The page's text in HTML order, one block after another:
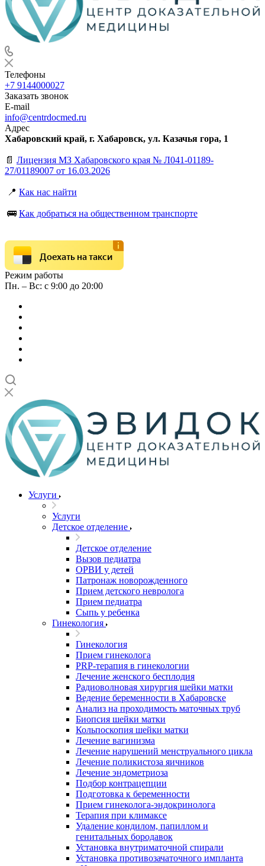
Телефоны
+7 9144000027
Заказать звонок
E-mail
info@centrdocmed.ru
Адрес
Хабаровский край, г. Хабаровск, ул. Казачья гора, 1
📄 Лицензия МЗ Хабаровского края № Л041-01189-
27/01189007 от 16.03.2026
📍 Как нас найти
🚌 Как добраться на общественном транспорте
Доехать на такси
Режим работы
Пн. – Вс: с 9:00 до 20:00
Услуги
Услуги
Детское отделение
Детское отделение
Вызов педиатра
ОРВИ у детей
Патронаж новорожденного
Прием детского невролога
Прием педиатра
Сыпь у ребенка
Гинекология
Гинекология
Прием гинеколога
PRP-терапия в гинекологии
Лечение женского бесплодия
Радиоволновая хирургия шейки матки
Ведение беременности в Хабаровске
Анализ на проходимость маточных труб
Биопсия шейки матки
Кольпоскопия шейки матки
Лечение вагинизма
Лечение нарушений менструального цикла
Лечение поликистоза яичников
Лечение эндометриоза
Подбор контрацепции
Подготовка к беременности
Прием гинеколога-эндокринолога
Терапия при климаксе
Удаление кондилом, папиллом и
генитальных бородавок
Установка внутриматочной спирали
Установка противозачаточного импланта